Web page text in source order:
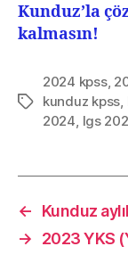
Kunduz’la
kalmasın!
Etiketler
2024 kpss,
kunduz kpss
2024 lgs
←
Kunduz
→
2023 YKS